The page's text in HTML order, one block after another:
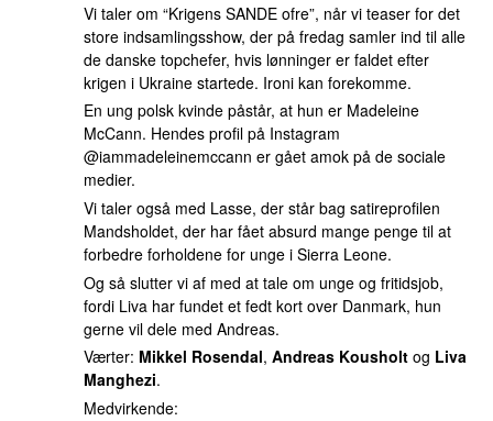
Vi taler om “Krigens SANDE ofre”, når vi teaser for det
store indsamlingsshow, der på fredag samler ind til alle
de danske topchefer, hvis lønninger er faldet efter
krigen i Ukraine startede. Ironi kan forekomme.
En ung polsk kvinde påstår, at hun er Madeleine
McCann. Hendes profil på Instagram
@iammadeleinemccann er gået amok på de sociale
medier.
Vi taler også med Lasse, der står bag satireprofilen
Mandsholdet, der har fået absurd mange penge til at
forbedre forholdene for unge i Sierra Leone.
Og så slutter vi af med at tale om unge og fritidsjob,
fordi Liva har fundet et fedt kort over Danmark, hun
gerne vil dele med Andreas.
Værter: Mikkel Rosendal, Andreas Kousholt og Liva
Manghezi.
Medvirkende: